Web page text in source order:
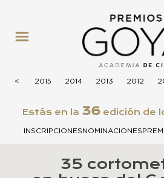
<
<
2016 2015 2014 2013 2012
Estás en la 36 edición de
INSCRIPCIONESNOMINACIONES
35